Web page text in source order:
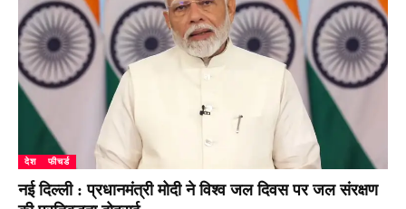
देश फीचर्ड
नई दिल्ली : प्रधानमंत्री मोदी ने विश्व जल दिवस पर जल संरक्षण